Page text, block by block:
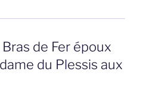
de Fer époux
du Plessis aux